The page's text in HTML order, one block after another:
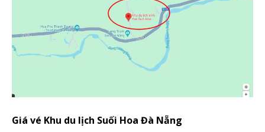
Giá vé Khu du lịch Suối Hoa Đà Nẵng